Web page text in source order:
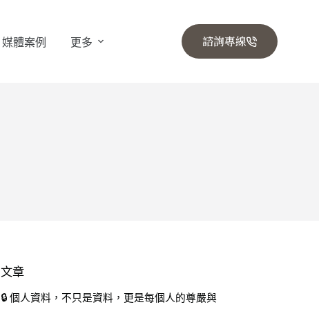
媒體案例 更多 諮詢專線
文章
🔒 個人資料，不只是資料，更是每個人的尊嚴與